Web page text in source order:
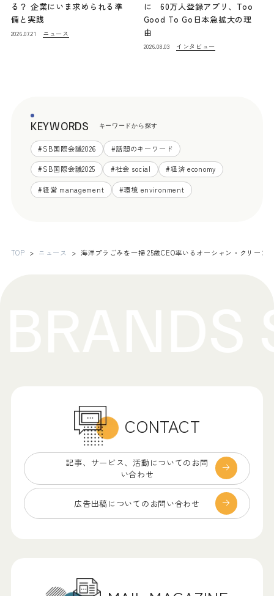
る？ 企業にいま求められる準
備と実践
2026.07.21 ニュース
に 60万人登録アプリ、Too
Good To Go日本急拡大の理
由
2026.08.03 インタビュー
KEYWORDS キーワードから探す
#SB国際会議2026 #話題のキーワード
#SB国際会議2025 #社会 social #経済 economy
#経営 management #環境 environment
TOP ニュース 海洋プラごみを一掃 25歳CEO率いるオーシャン・クリーン
CONTACT
記事、サービス、 活動についてのお問
い合わせ
広告出稿についての お問い合わせ